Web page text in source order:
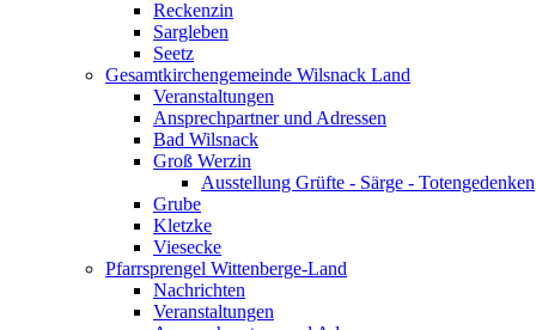
Reckenzin
Sargleben
Seetz
Gesamtkirchengemeinde Wilsnack Land
Veranstaltungen
Ansprechpartner und Adressen
Bad Wilsnack
Groß Werzin
Ausstellung Grüfte - Särge - Totengedenken
Grube
Kletzke
Viesecke
Pfarrsprengel Wittenberge-Land
Nachrichten
Veranstaltungen